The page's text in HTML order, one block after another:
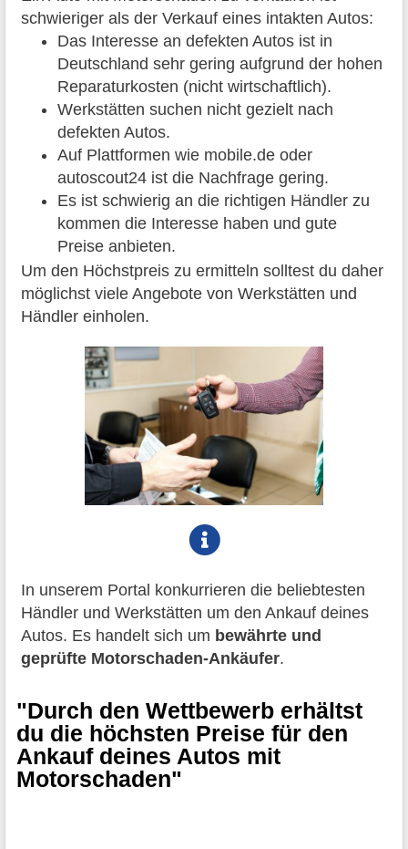
schwieriger als der Verkauf eines intakten Autos:
Das Interesse an defekten Autos ist in
Deutschland sehr gering aufgrund der hohen
Reparaturkosten (nicht wirtschaftlich).
Werkstätten suchen nicht gezielt nach
defekten Autos.
Auf Plattformen wie mobile.de oder
autoscout24 ist die Nachfrage gering.
Es ist schwierig an die richtigen Händler zu
kommen die Interesse haben und gute
Preise anbieten.
Um den Höchstpreis zu ermitteln solltest du daher
möglichst viele Angebote von Werkstätten und
Händler einholen.
In unserem Portal konkurrieren die beliebtesten
Händler und Werkstätten um den Ankauf deines
Autos. Es handelt sich um bewährte und
geprüfte Motorschaden-Ankäufer.
"Durch den Wettbewerb erhältst
du die höchsten Preise für den
Ankauf deines Autos mit
Motorschaden"